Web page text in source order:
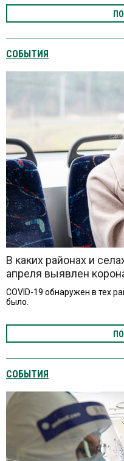
СОБЫТИЯ
В каких районах и
апреля выявлен
COVID-19 обнаружен в тех
было.
СОБЫТИЯ